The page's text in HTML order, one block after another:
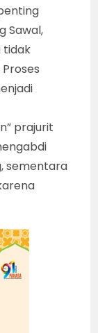
Sawal,
tidak
prajurit
sementara